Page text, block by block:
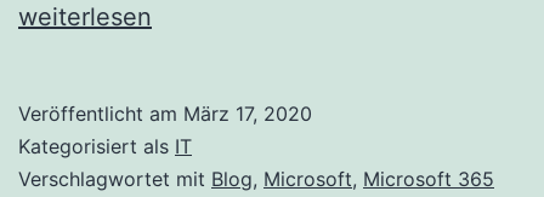
Microsoft
weiterlesen
Veröffentlicht am März 17, 2020
Kategorisiert als IT
Verschlagwortet mit Blog, Microsoft, Microsoft 365